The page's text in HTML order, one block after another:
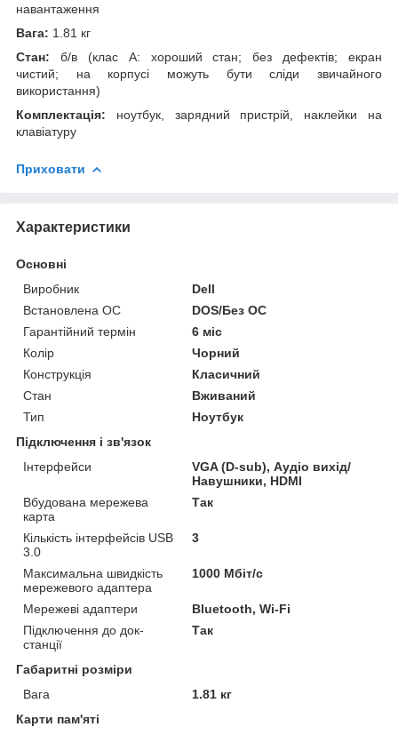
навантаження
Вага: 1.81 кг
Стан: б/в (клас А: хороший стан; без дефектів; екран
чистий; на корпусі можуть бути сліди звичайного
використання)
Комплектація: ноутбук, зарядний пристрій, наклейки на
клавіатуру
Приховати
Характеристики
Основні
Виробник
Dell
Встановлена ОС
DOS/Без ОС
Гарантійний термін
6 міс
Колір
Чорний
Конструкція
Класичний
Стан
Вживаний
Тип
Ноутбук
Підключення і зв'язок
Інтерфейси
VGA (D-sub), Аудіо вихід/
Навушники, HDMI
Вбудована мережева
карта
Так
Кількість інтерфейсів USB
3.0
3
Максимальна швидкість
мережевого адаптера
1000 Мбіт/с
Мережеві адаптери
Bluetooth, Wi-Fi
Підключення до док-
станції
Так
Габаритні розміри
Вага
1.81 кг
Карти пам'яті